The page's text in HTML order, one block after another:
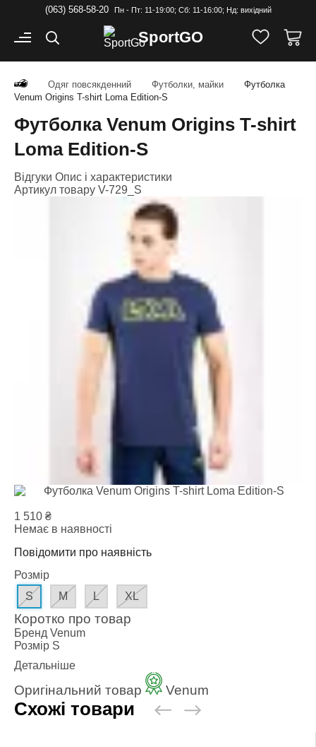
(063) 568-58-20 Пн - Пт: 11-19:00; Cб: 11-16:00; Нд: вихідний
SportGO
Одяг повсякденний Футболки, майки
Футболка
Venum Origins T-shirt Loma Edition-S
Футболка Venum Origins T-shirt
Loma Edition-S
Відгуки Опис і характеристики
Артикул товару V-729_S
1 510 ₴
Немає в наявності
Повідомити про наявність
Розмір
S
M L XL
Коротко про товар
Бренд Venum
Розмір S
Детальніше
Оригінальний товар Venum
Схожі товари